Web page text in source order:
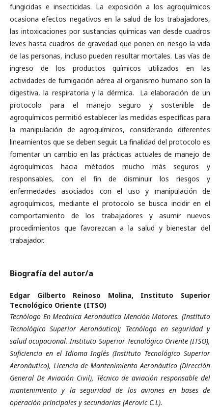
fungicidas e insecticidas. La exposición a los agroquímicos
ocasiona efectos negativos en la salud de los trabajadores,
las intoxicaciones por sustancias químicas van desde cuadros
leves hasta cuadros de gravedad que ponen en riesgo la vida
de las personas, incluso pueden resultar mortales. Las vías de
ingreso de los productos químicos utilizados en las
actividades de fumigación aérea al organismo humano son la
digestiva, la respiratoria y la dérmica. La elaboración de un
protocolo para el manejo seguro y sostenible de
agroquímicos permitió establecer las medidas específicas para
la manipulación de agroquímicos, considerando diferentes
lineamientos que se deben seguir. La finalidad del protocolo es
fomentar un cambio en las prácticas actuales de manejo de
agroquímicos hacia métodos mucho más seguros y
responsables, con el fin de disminuir los riesgos y
enfermedades asociados con el uso y manipulación de
agroquímicos, mediante el protocolo se busca incidir en el
comportamiento de los trabajadores y asumir nuevos
procedimientos que favorezcan a la salud y bienestar del
trabajador.
Biografía del autor/a
Edgar Gilberto Reinoso Molina, Instituto Superior
Tecnológico Oriente (ITSO)
Tecnólogo En Mecánica Aeronáutica Mención Motores. (Instituto
Tecnológico Superior Aeronáutico); Tecnólogo en seguridad y
salud ocupacional. Instituto Superior Tecnológico Oriente (ITSO),
Suficiencia en el Idioma Inglés (Instituto Tecnológico Superior
Aeronáutico), Licencia de Mantenimiento Aeronáutico (Dirección
General De Aviación Civil), Técnico de aviación responsable del
mantenimiento y la seguridad de los aviones en bases de
operación principales y secundarias (Aerovic C.L).